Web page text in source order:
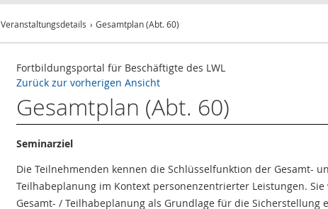
Veranstaltungsdetails Gesamtplan (Abt. 60)
Fortbildungsportal für Beschäftigte des LWL
Zurück zur vorherigen Ansicht
Gesamtplan (Abt. 60)
Seminarziel
Die Teilnehmenden kennen die Schlüsselfunktion der Gesamt-
Teilhabeplanung im Kontext personenzentrierter Leistungen.
Gesamt- / Teilhabeplanung als Grundlage für die Sicherstellung